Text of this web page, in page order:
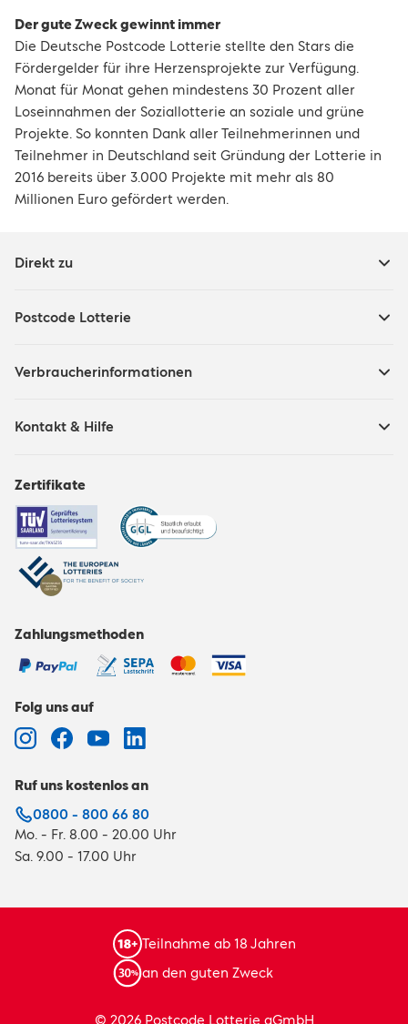
Der gute Zweck gewinnt immer
Die Deutsche Postcode Lotterie stellte den Stars die
Fördergelder für ihre Herzensprojekte zur Verfügung.
Monat für Monat gehen mindestens 30 Prozent aller
Loseinnahmen der Soziallotterie an soziale und grüne
Projekte. So konnten Dank aller Teilnehmerinnen und
Teilnehmer in Deutschland seit Gründung der Lotterie in
2016 bereits über 3.000 Projekte mit mehr als 80
Millionen Euro gefördert werden.
Direkt zu
Postcode Lotterie
Verbraucherinformationen
Kontakt & Hilfe
Zertifikate
Zahlungsmethoden
Folg uns auf
Ruf uns kostenlos an
0800 - 800 66 80
Mo. - Fr. 8.00 - 20.00 Uhr
Sa. 9.00 - 17.00 Uhr
Teilnahme ab 18 Jahren
an den guten Zweck
© 2026 Postcode Lotterie gGmbH